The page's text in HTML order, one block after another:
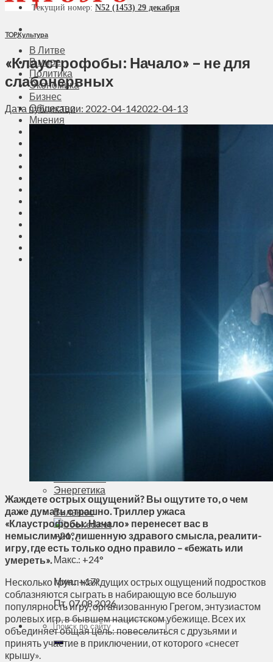
В Литве
В мире
Политика
Экономика
Бизнес
Общество
Мнения
Энергетика
Вильнюс
+21°C
Макс.: +24°
Мин.:+17°
Пт, 07.08.2026
Текущий номер: N52 (1453) 29 декабря
TOP,Культура
«Клаустрофобы: Начало» – не для
слабонервных
Дата публикации: 2022-04-142022-04-13
Жаждете острых ощущений? Вы ощутите то, о чем
даже думать страшно. Триллер ужаса
«Клаустрофобы: Начало» перенесет вас в
немыслимую, лишенную здравого смысла, реалити-
игру, где есть только одно правило – «бежать или
умереть».
Несколько групп жаждущих острых ощущений подростков
соблазняются сыграть в набирающую все большую
популярность игру, организованную Грегом, энтузиастом
ролевых игр, в бывшем нацистском убежище. Всех их
объединяет общая цель: повеселиться с друзьями и
принять участие в приключении, от которого «снесет
крышу».